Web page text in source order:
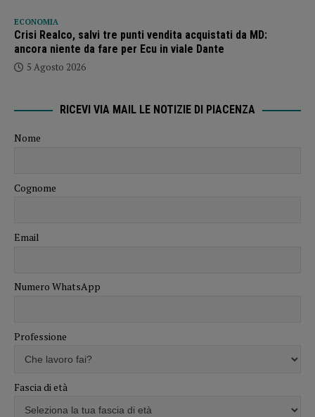
ECONOMIA
Crisi Realco, salvi tre punti vendita acquistati da MD:
ancora niente da fare per Ecu in viale Dante
5 Agosto 2026
RICEVI VIA MAIL LE NOTIZIE DI PIACENZA
Nome
Cognome
Email
Numero WhatsApp
Professione
Fascia di età